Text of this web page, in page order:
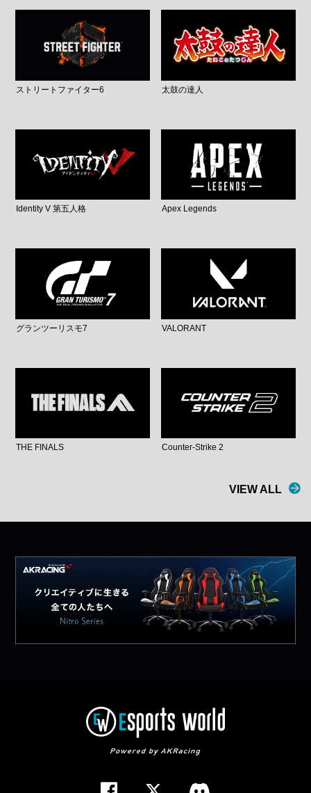
ストリートファイター6 太鼓の達人
Identity V 第五人格 Apex Legends
グランツーリスモ7 VALORANT
THE FINALS Counter-Strike 2
VIEW ALL